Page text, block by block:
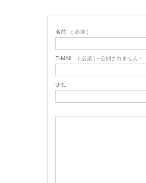
名前 ( 必須 )
E-MAIL ( 必須 ) - 公開されません -
URL